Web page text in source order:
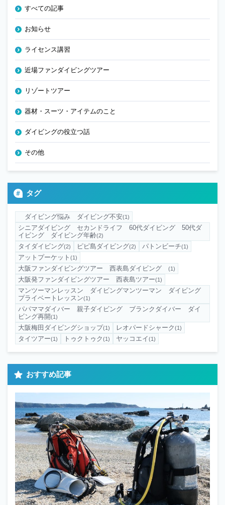
すべての記事
お知らせ
ライセンス講習
近場ファンダイビングツアー
リゾートツアー
器材・スーツ・アイテムのこと
ダイビングの役立つ話
その他
タグ
ダイビング悩み ダイビング不安(1)
シニアダイビング セカンドライフ 60代ダイビング 50代ダ
イビング ダイビング年齢(2)
タイダイビング(2) ピピ島ダイビング(2) パトンビーチ(1)
アットプーケット (1)
大阪ファンダイビングツアー 西表島ダイビング (1)
大阪発ファンダイビングツアー 西表島ツアー(1)
マンツーマンレッスン ダイビングマンツーマン ダイビング
プライベートレッスン(1)
パパママダイバー 親子ダイビング ブランクダイバー ダイ
ビング再開(1)
大阪梅田ダイビングショップ(1) レオパードシャーク(1)
タイツアー(1) トゥクトゥク(1) ヤッコエイ(1)
おすすめ記事